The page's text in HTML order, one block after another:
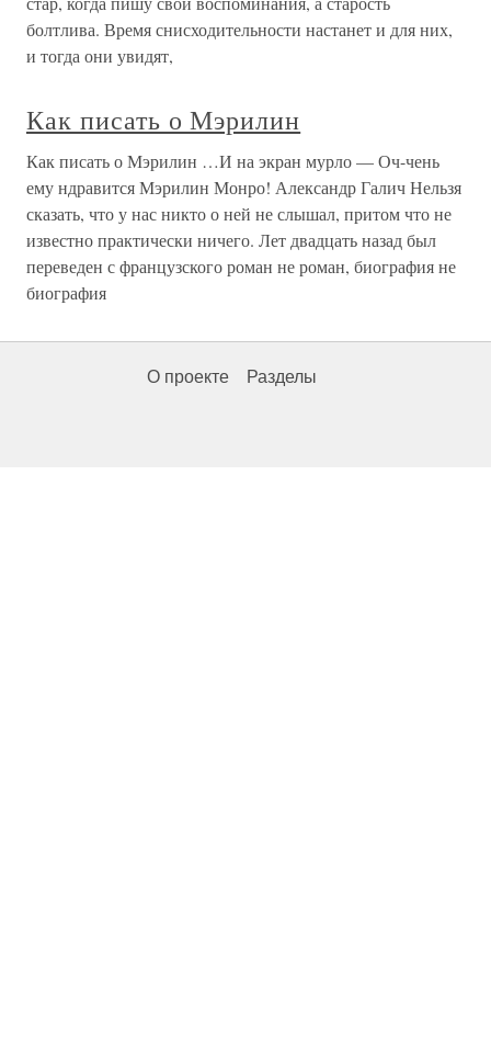
болтлива. Время снисходительности настанет и для них,
и тогда они увидят,
Как писать о Мэрилин
Как писать о Мэрилин …И на экран мурло — Оч-чень
ему ндравится Мэрилин Монро! Александр Галич Нельзя
сказать, что у нас никто о ней не слышал, притом что не
известно практически ничего. Лет двадцать назад был
переведен с французского роман не роман, биография не
биография
О проекте Разделы